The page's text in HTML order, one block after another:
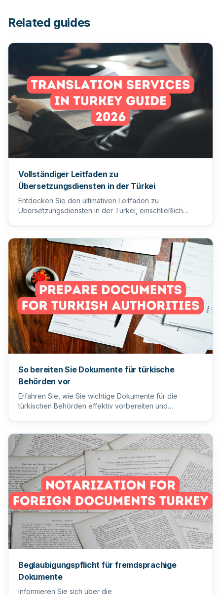
Related guides
Vollständiger Leitfaden zu
Übersetzungsdiensten in der Türkei
Entdecken Sie den ultimativen Leitfaden zu
Übersetzungsdiensten in der Türkei, einschließlich
So bereiten Sie Dokumente für türkische
Behörden vor
Erfahren Sie, wie Sie wichtige Dokumente für die
türkischen Behörden effektiv vorbereiten und
Beglaubigungspflicht für fremdsprachige
Dokumente
Informieren Sie sich über die